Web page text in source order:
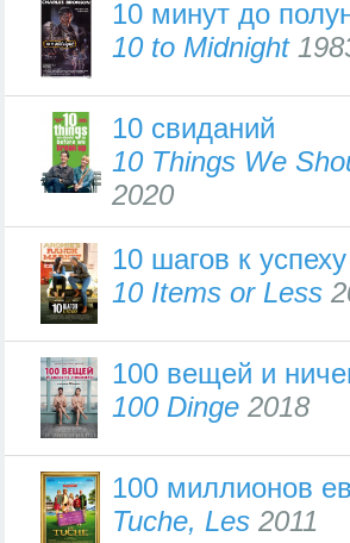
10 минут до
10 to Midnight
10 свиданий
10 Things We
2020
10 шагов к успеху
10 Items or Less
100 вещей и
100 Dinge 2018
100 миллионов
Tuche, Les 2011